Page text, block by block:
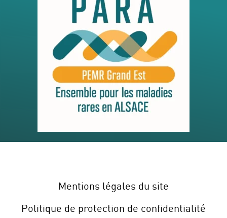
Mentions légales du site
Politique de protection de confidentialité